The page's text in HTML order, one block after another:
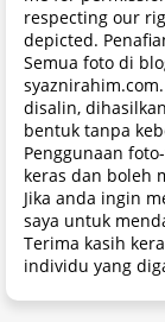
respecting our
depicted.
Semua foto di
disalin,
bentuk tanpa
Penggunaan
keras dan boleh
Jika anda ingin
saya untuk
Terima kasih
individu yang